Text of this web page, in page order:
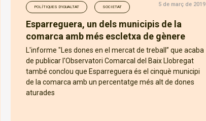
POLÍTIQUES D'IGUALTAT SOCIETAT 5 de març de 2019
Esparreguera, un dels municipis de la
comarca amb més escletxa de gènere
L'informe "Les dones en el mercat de treball” que acaba
de publicar l'Observatori Comarcal del Baix Llobregat
també conclou que Esparreguera és el cinquè municipi
de la comarca amb un percentatge més alt de dones
aturades